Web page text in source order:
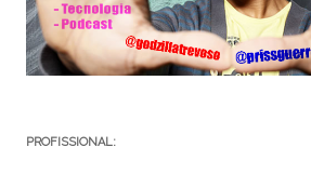
PROFISSIONAL: